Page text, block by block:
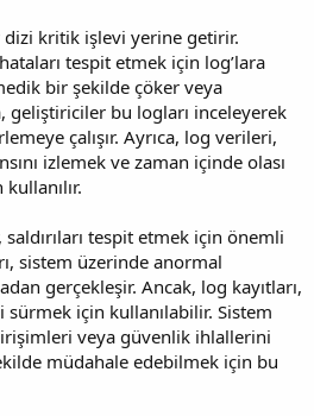
kritik işlevi yerine getirir.
tespit etmek için log’lara
bir şekilde çöker veya
geliştiriciler bu logları inceleyerek
çalışır. Ayrıca, log verileri,
izlemek ve zaman içinde olası
saldırıları tespit etmek için önemli
sistem üzerinde anormal
gerçekleşir. Ancak, log kayıtları,
için kullanılabilir. Sistem
veya güvenlik ihlallerini
müdahale edebilmek için bu